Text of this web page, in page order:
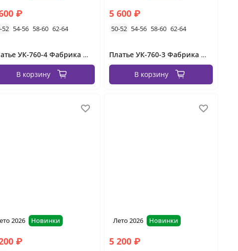
₽
52 54-56 58-60 62-64
Платье УК-760-4 Фабрика Моды
В корзину
5 600 ₽
50-52 54-56 58-60 62-64
Платье УК-760-3 Фабрика Моды
В корзину
2026 Новинки
₽
Лето 2026 Новинки
5 200 ₽